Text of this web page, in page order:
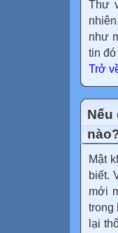
Thư
như
tin
Trở
Nếu
Mật
biết.
mới
trong
lại